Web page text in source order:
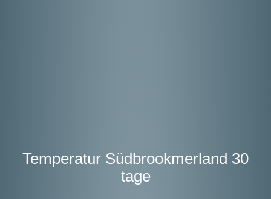
Temperatur Südbrookmerland 30
tage